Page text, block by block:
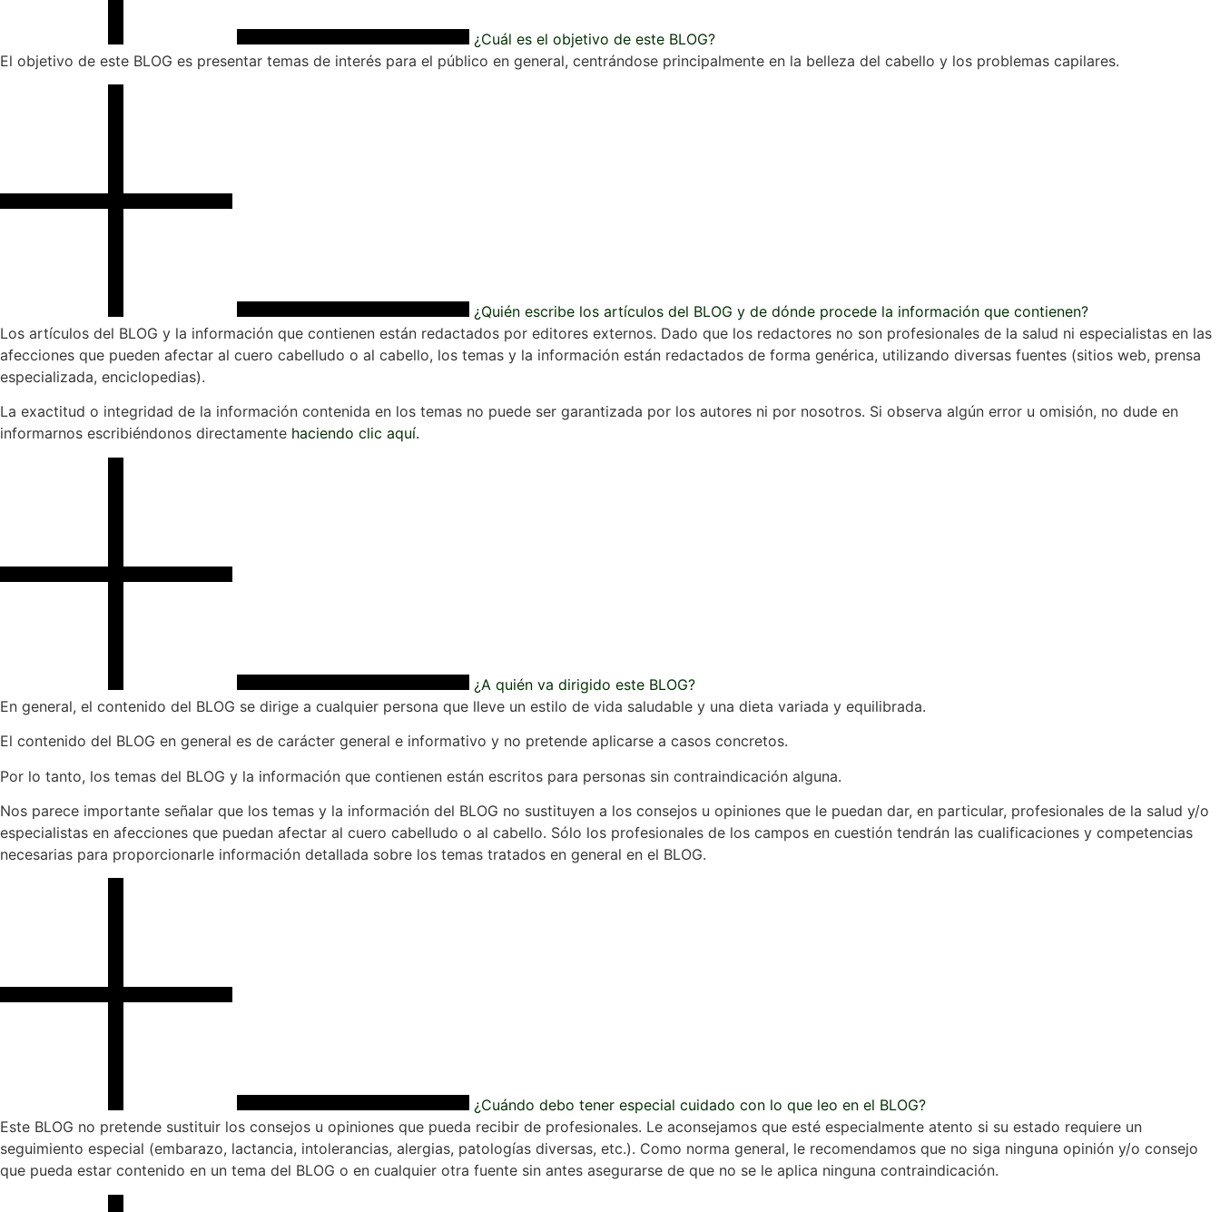
¿Cuál es el objetivo de este BLOG?
El objetivo de este BLOG es presentar temas de interés para el público en general, centrándose principalmente en la belleza del cabello y los problemas capilares.
¿Quién escribe los artículos del BLOG y de dónde procede la información que contienen?
Los artículos del BLOG y la información que contienen están redactados por editores externos. Dado que los redactores no son profesionales de la salud ni especialistas en las
afecciones que pueden afectar al cuero cabelludo o al cabello, los temas y la información están redactados de forma genérica, utilizando diversas fuentes (sitios web, prensa
especializada, enciclopedias).
La exactitud o integridad de la información contenida en los temas no puede ser garantizada por los autores ni por nosotros. Si observa algún error u omisión, no dude en
informarnos escribiéndonos directamente haciendo clic aquí.
¿A quién va dirigido este BLOG?
En general, el contenido del BLOG se dirige a cualquier persona que lleve un estilo de vida saludable y una dieta variada y equilibrada.
El contenido del BLOG en general es de carácter general e informativo y no pretende aplicarse a casos concretos.
Por lo tanto, los temas del BLOG y la información que contienen están escritos para personas sin contraindicación alguna.
Nos parece importante señalar que los temas y la información del BLOG no sustituyen a los consejos u opiniones que le puedan dar, en particular, profesionales de la salud y/o
especialistas en afecciones que puedan afectar al cuero cabelludo o al cabello. Sólo los profesionales de los campos en cuestión tendrán las cualificaciones y competencias
necesarias para proporcionarle información detallada sobre los temas tratados en general en el BLOG.
¿Cuándo debo tener especial cuidado con lo que leo en el BLOG?
Este BLOG no pretende sustituir los consejos u opiniones que pueda recibir de profesionales. Le aconsejamos que esté especialmente atento si su estado requiere un
seguimiento especial (embarazo, lactancia, intolerancias, alergias, patologías diversas, etc.). Como norma general, le recomendamos que no siga ninguna opinión y/o consejo
que pueda estar contenido en un tema del BLOG o en cualquier otra fuente sin antes asegurarse de que no se le aplica ninguna contraindicación.